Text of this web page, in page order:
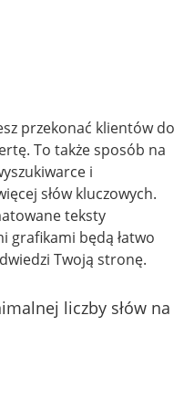
przekonać klientów do
To także sposób na
i
słów kluczowych.
teksty
grafikami będą łatwo
Twoją stronę.
liczby słów na